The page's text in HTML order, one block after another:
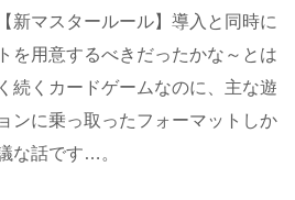
新マスタールール】導入と同時に
を用意するべきだったかな～とは
続くカードゲームなのに、主な遊
ンに乗っ取ったフォーマットしか
な話です…。